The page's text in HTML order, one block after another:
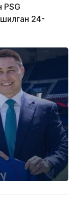
24-